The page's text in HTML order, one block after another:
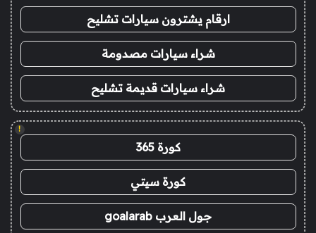
ارقام يشترون سيارات تشليح
شراء سيارات مصدومة
شراء سيارات قديمة تشليح
!
كورة 365
كورة سيتي
جول العرب goalarab